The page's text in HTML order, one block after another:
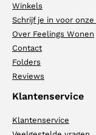
Winkels
Schrijf je in voor
Over Feelings Wonen
Contact
Folders
Reviews
Klantenservice
Klantenservice